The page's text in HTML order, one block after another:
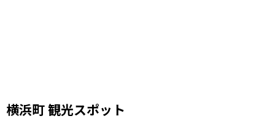
横浜町 観光スポット